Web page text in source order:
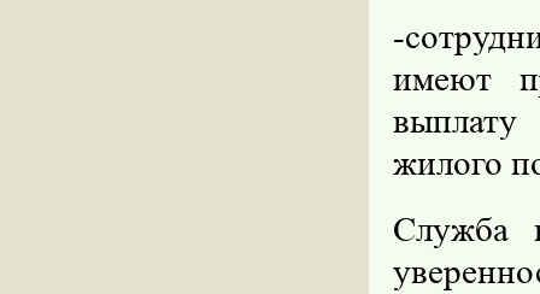
-
имеют
выплату
жилого
Служба